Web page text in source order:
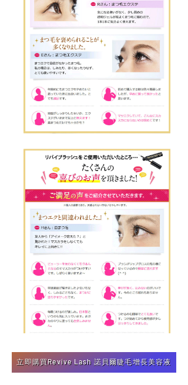
立即購買Revive Lash 諾貝爾睫毛增長美容液